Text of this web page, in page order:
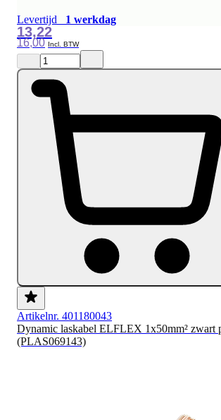
Levertijd 1 werkdag
16,00
13,22
Artikelnr. 401180043
Dynamic laskabel ELFLEX 1x50mm² zwart
(PLAS069143)